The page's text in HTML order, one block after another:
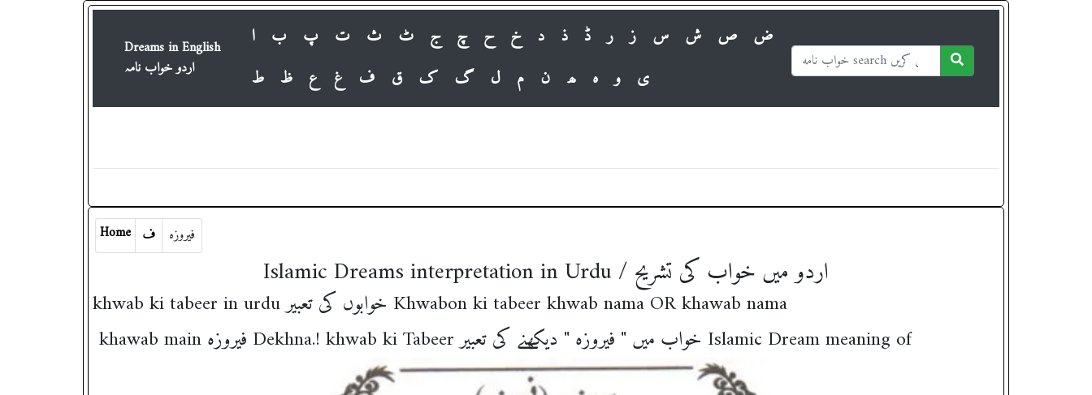
Dreams in English
اردو خواب نامہ
ا ب پ ت ث ٹ ج چ ح خ د ذ ڈ ر ز س ش ص
ض
ط ظ ع غ ف ق ک گ ل م ن ھ ہ و ی
Home ف فیروزہ
Islamic Dreams interpretation in Urdu / اردو میں خواب کی تشریح
khwab ki tabeer in urdu خوابوں کی تعبیر Khwabon ki tabeer khwab nama OR khawab nama
khawab main فیروزہ Dekhna.! khwab ki Tabeer خواب میں " فیروزہ " دیکھنے کی تعبیر Islamic Dream meaning of